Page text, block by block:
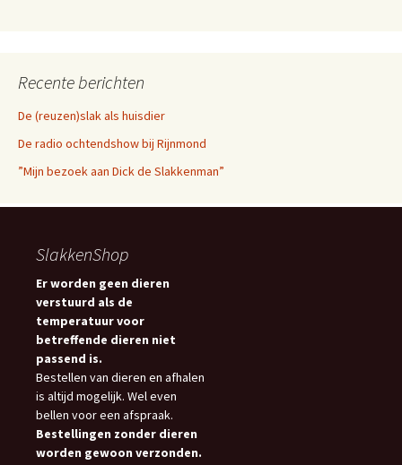
Recente berichten
De (reuzen)slak als huisdier
De radio ochtendshow bij Rijnmond
”Mijn bezoek aan Dick de Slakkenman”
SlakkenShop
Er worden geen dieren
verstuurd als de
temperatuur voor
betreffende dieren niet
passend is.
Bestellen van dieren en afhalen
is altijd mogelijk. Wel even
bellen voor een afspraak.
Bestellingen zonder dieren
worden gewoon verzonden.